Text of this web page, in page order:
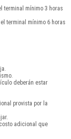
terminal mínimo 3 horas
terminal mínimo 6 horas
deberán estar
provista por la
adicional que